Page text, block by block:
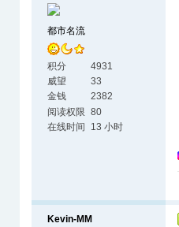
都市名流
积分
4931
威望
33
金钱
2382
阅读权限 80
在线时间
13 小时
Kevin-MM